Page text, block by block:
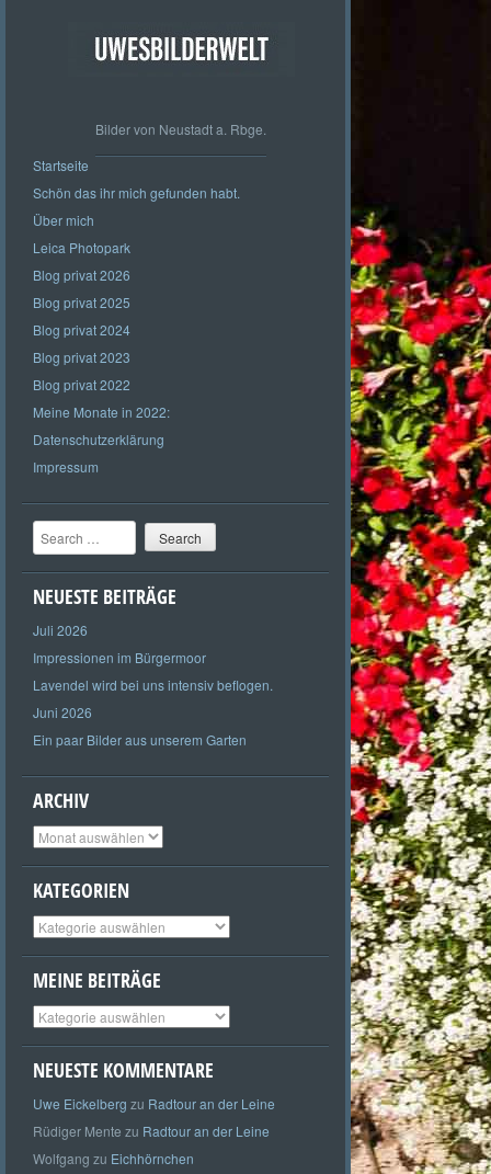
Bilder von Neustadt a. Rbge.
Startseite
Schön das ihr mich gefunden habt.
Über mich
Leica Photopark
Blog privat 2026
Blog privat 2025
Blog privat 2024
Blog privat 2023
Blog privat 2022
Meine Monate in 2022:
Datenschutzerklärung
Impressum
Search
NEUESTE BEITRÄGE
Juli 2026
Impressionen im Bürgermoor
Lavendel wird bei uns intensiv beflogen.
Juni 2026
Ein paar Bilder aus unserem Garten
ARCHIV
Archiv
KATEGORIEN
Kategorien
MEINE BEITRÄGE
Meine
Beiträge
NEUESTE KOMMENTARE
Uwe Eickelberg zu Radtour an der Leine
Rüdiger Mente zu Radtour an der Leine
Wolfgang zu Eichhörnchen